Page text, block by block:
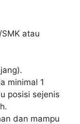
atau
minimal 1
posisi sejenis
dan mampu